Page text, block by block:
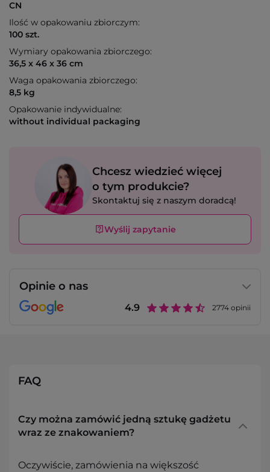
CN
Ilość w opakowaniu zbiorczym:
100 szt.
Wymiary opakowania zbiorczego:
36,5 x 46 x 36 cm
Waga opakowania zbiorczego:
8,5 kg
Opakowanie indywidualne:
without individual packaging
Chcesz wiedzieć więcej
o tym produkcie?
Skontaktuj się z naszym doradcą!
Wyślij zapytanie
Opinie o nas
4.9 2774 opinii
FAQ
Czy można zamówić jedną sztukę gadżetu
wraz ze znakowaniem?
Oczywiście, zamówienia na większość